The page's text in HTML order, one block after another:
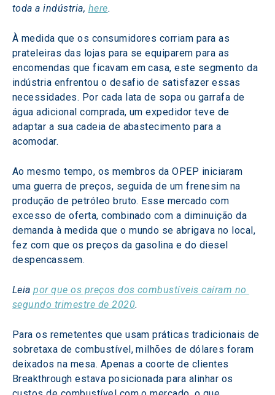
toda a indústria, here.
À medida que os consumidores corriam para as
prateleiras das lojas para se equiparem para as
encomendas que ficavam em casa, este segmento da
indústria enfrentou o desafio de satisfazer essas
necessidades. Por cada lata de sopa ou garrafa de
água adicional comprada, um expedidor teve de
adaptar a sua cadeia de abastecimento para a
acomodar.
Ao mesmo tempo, os membros da OPEP iniciaram
uma guerra de preços, seguida de um frenesim na
produção de petróleo bruto. Esse mercado com
excesso de oferta, combinado com a diminuição da
demanda à medida que o mundo se abrigava no local,
fez com que os preços da gasolina e do diesel
despencassem.
Leia por que os preços dos combustíveis caíram no
segundo trimestre de 2020.
Para os remetentes que usam práticas tradicionais de
sobretaxa de combustível, milhões de dólares foram
deixados na mesa. Apenas a coorte de clientes
Breakthrough estava posicionada para alinhar os